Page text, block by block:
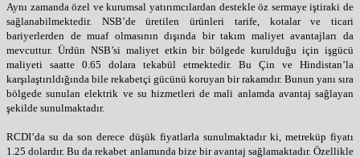
Aynı zamanda özel ve kurumsal yatırımcılardan destekle öz sermaye iştiraki de
sağlanabilmektedir. NSB’de üretilen ürünleri tarife, kotalar ve ticari
bariyerlerden de muaf olmasının dışında bir takım maliyet avantajları da
mevcuttur. Ürdün NSB’si maliyet etkin bir bölgede kurulduğu için işgücü
maliyeti saatte 0.65 dolara tekabül etmektedir. Bu Çin ve Hindistan’la
karşılaştırıldığında bile rekabetçi gücünü koruyan bir rakamdır. Bunun yanı sıra
bölgede sunulan elektrik ve su hizmetleri de mali anlamda avantaj sağlayan
şekilde sunulmaktadır.
RCDI’da su da son derece düşük fiyatlarla sunulmaktadır ki, metreküp fiyatı
1.25 dolardır. Bu da rekabet anlamında bize bir avantaj sağlamaktadır. Özellikle